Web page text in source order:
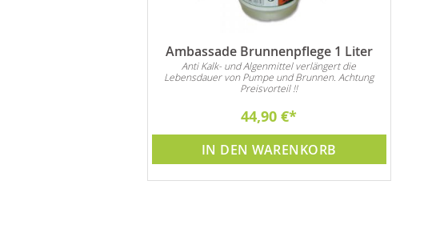
Ambassade Brunnenpflege 1 Liter
Anti Kalk- und Algenmittel verlängert die
Lebensdauer von Pumpe und Brunnen. Achtung
Preisvorteil !!
44,90 €
IN DEN WARENKORB